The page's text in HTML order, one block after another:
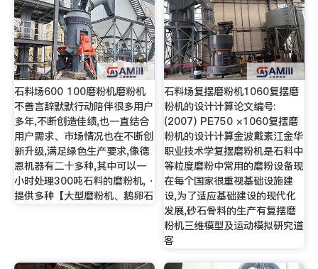
石料场600 100磨粉机磨粉机
不善言辞默默行动陪伴很多用户
多年,不断创造佳绩,也一直结合
用户需求、市场情况也在不断创
新升级,满足绿色生产要求,像德
恩机器有二十多种,其中可以一
小时处理300吨石料的磨粉机, ·
提供多种【大型磨粉机、鹅卵石
石料场复摆磨粉机1060复摆磨
粉机的设计计算论文编号:
(2007) PE750 ×1060复摆磨
粉机的设计计算金波戴素江金华
职业技术学复摆磨粉机是石料中
等粒度磨粉中常用的磨粉设备现
在每个国家很重视基础设施建
设,为了适应基础建设的现代化
发展,砂石骨料的生产有复摆磨
粉机三维模型及运动模拟研究道
客